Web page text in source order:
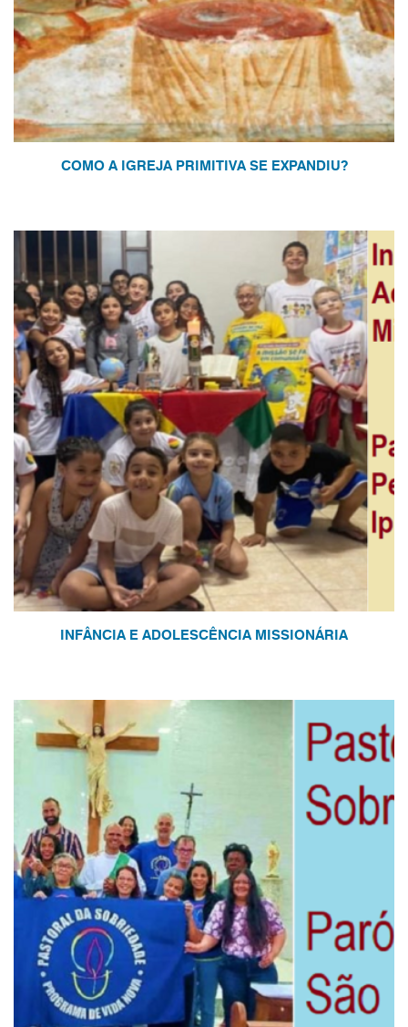
COMO A IGREJA PRIMITIVA SE EXPANDIU?
INFÂNCIA E ADOLESCÊNCIA MISSIONÁRIA